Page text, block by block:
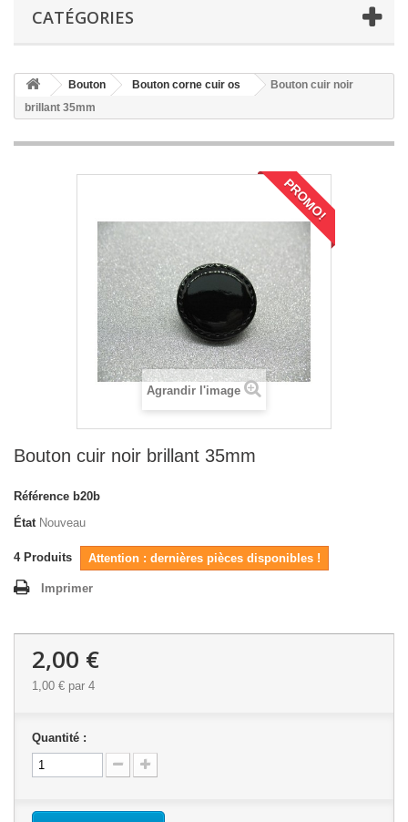
CATÉGORIES
Bouton Bouton corne cuir os
Bouton cuir noir
brillant 35mm
PROMO!
Agrandir l'image
Bouton cuir noir brillant 35mm
Référence b20b
État Nouveau
4 Produits Attention : dernières pièces disponibles !
Imprimer
2,00 €
1,00 € par 4
Quantité :